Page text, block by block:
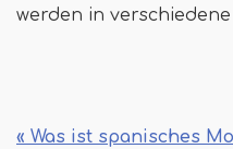
werden in
« Was ist spanisches